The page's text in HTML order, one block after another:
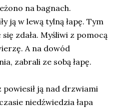
na bagnach.
ją w lewą tylną łapę. Tym
zdała. Myśliwi z pomocą
A na dowód
zabrali ze sobą łapę.
ją nad drzwiami
niedźwiedzia łapa